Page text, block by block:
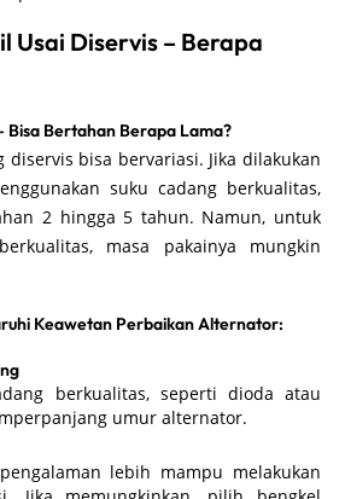
Usai Diservis – Berapa
Bertahan Berapa Lama?
diservis bisa bervariasi. Jika dilakukan
suku cadang berkualitas,
2 hingga 5 tahun. Namun, untuk
masa pakainya mungkin
Keawetan Perbaikan Alternator:
berkualitas, seperti dioda atau
umur alternator.
lebih mampu melakukan